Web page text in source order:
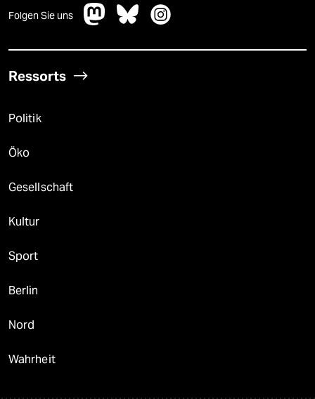
Folgen Sie uns
Ressorts
Politik
Öko
Gesellschaft
Kultur
Sport
Berlin
Nord
Wahrheit